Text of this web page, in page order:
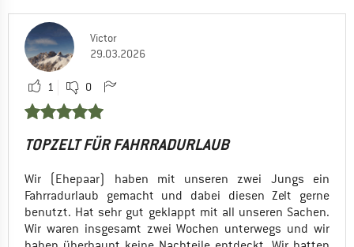
Victor
29.03.2026
1 0
TOPZELT FÜR FAHRRADURLAUB
Wir (Ehepaar) haben mit unseren zwei Jungs ein
Fahrradurlaub gemacht und dabei diesen Zelt gerne
benutzt. Hat sehr gut geklappt mit all unseren Sachen.
Wir waren insgesamt zwei Wochen unterwegs und wir